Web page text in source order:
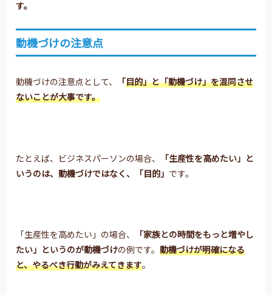
す。
動機づけの注意点
動機づけの注意点として、 「目的」と「動機づけ」を混同させ
ないことが大事です。
たとえば、ビジネスパーソンの場合、
「生産性を高めたい」と
いうのは、 動機づけではなく、「目的」 です。
「生産性を高めたい」の場合、
「家族との時間をもっと増やし
たい」というのが動機づけの例です。 動機づけが明確になる
と、やるべき行動がみえてきます。